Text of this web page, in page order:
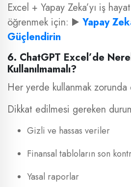
Excel + Yapay Zeka’yı iş
öğrenmek için: ▶️ Yapay
Güçlendirin
6. ChatGPT Excel’de
Kullanılmamalı?
Her yerde kullanmak
Dikkat edilmesi gereken
Gizli ve hassas veriler
Finansal tabloların son
Yasal raporlar